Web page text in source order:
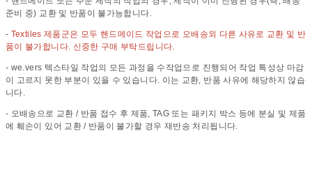
준비 중) 교환 및 반품이 불가능합니다.
- Textiles 제품군은 모두 핸드메이드 작업으로 오배송외 다른 사유로 교환 및 반
품이 불가합니다. 신중한 구매 부탁드립니다.
- we.vers 텍스타일 작업의 모든 과정을 수작업으로 진행되어 작업 특성상 마감
이 고르지 못한 부분이 있을 수 있습니다. 이는 교환, 반품 사유에 해당하지 않습
니다.
- 오배송으로 교환 / 반품 접수 후 제품, TAG 또는 패키지 박스 등에 분실 및 제품
에 훼손이 있어 교환 / 반품이 불가할 경우 재반송 처리됩니다.